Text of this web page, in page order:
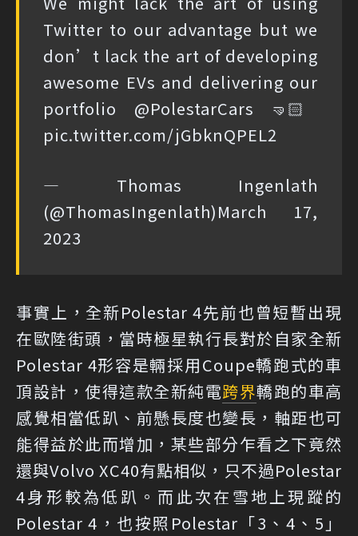
Twitter to our advantage but we
don’t lack the art of developing
awesome EVs and delivering our
portfolio @PolestarCars 🤜🏻
pic.twitter.com/jGbknQPEL2
— Thomas Ingenlath
(@ThomasIngenlath)March 17,
2023
事實上，全新Polestar 4先前也曾短暫出現
在歐陸街頭，當時極星執行長對於自家全新
Polestar 4形容是輛採用Coupe轎跑式的車
頂設計，使得這款全新純電跨界轎跑的車高
感覺相當低趴、前懸長度也變長，軸距也可
能得益於此而增加，某些部分乍看之下竟然
還與Volvo XC40有點相似，只不過Polestar
4身形較為低趴。而此次在雪地上現蹤的
Polestar 4，也按照Polestar「3、4、5」